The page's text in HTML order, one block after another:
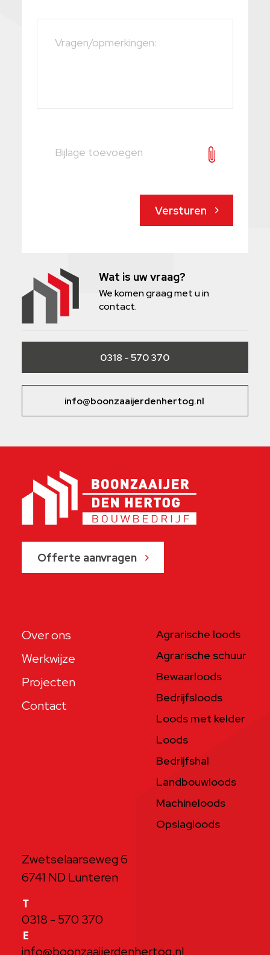
Wat is uw vraag?
We komen graag met u in
contact.
0318 - 570 370
info@boonzaaijerdenhertog.nl
Vragen/opmerkingen:
Bijlage toevoegen
Versturen
Offerte aanvragen
Over ons
Werkwijze
Projecten
Contact
Agrarische loods
Agrarische schuur
Bewaarloods
Bedrijfsloods
Loods met kelder
Loods
Bedrijfshal
Landbouwloods
Machineloods
Opslagloods
Zwetselaarseweg 6
6741 ND Lunteren
T
0318 - 570 370
E
info@boonzaaijerdenhertog.nl